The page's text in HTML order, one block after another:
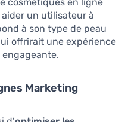
cosmétiques en ligne
un utilisateur à
à son type de peau
offrirait une expérience
Marketing